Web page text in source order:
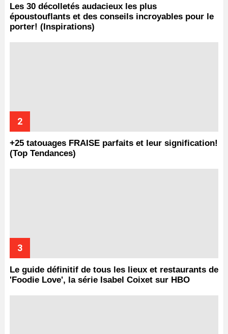
Les 30 décolletés audacieux les plus
époustouflants et des conseils incroyables pour le
porter! (Inspirations)
+25 tatouages ​​FRAISE parfaits et leur signification!
(Top Tendances)
Le guide définitif de tous les lieux et restaurants de
'Foodie Love', la série Isabel Coixet sur HBO